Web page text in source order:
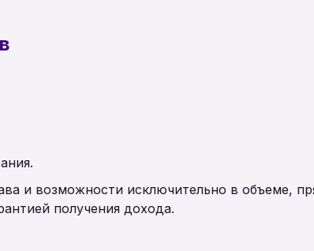
и возможности исключительно в объеме,
получения дохода.